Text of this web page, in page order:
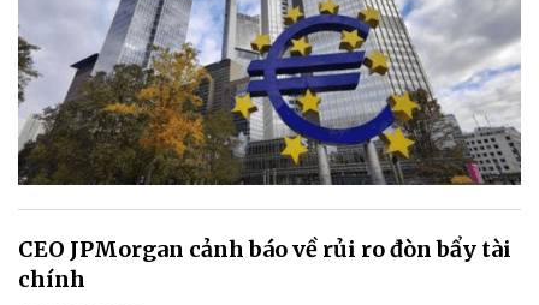
CEO JPMorgan cảnh báo về rủi ro đòn bẩy tài
chính